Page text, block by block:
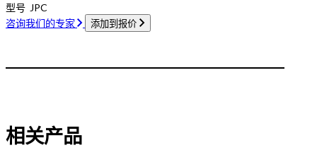
型号 JPC
咨询我们的专家
添加到报价
相关产品